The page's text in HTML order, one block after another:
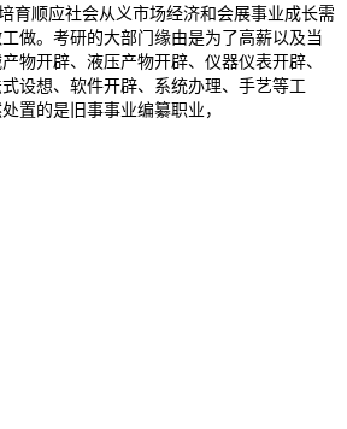
育顺应社会从义市场经济和会展事业成长需
做。考研的大部门缘由是为了高薪以及当
物开辟、液压产物开辟、仪器仪表开辟、
设想、软件开辟、系统办理、手艺等工
置的是旧事事业编纂职业，